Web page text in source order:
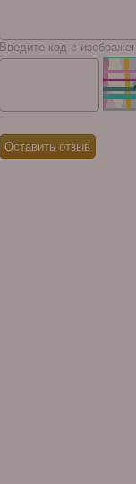
Введите код с